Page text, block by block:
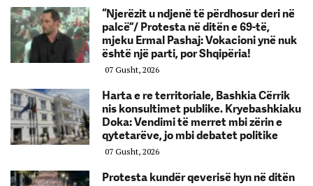
“Njerëzit u ndjenë të përdhosur deri në
palcë”/ Protesta në ditën e 69-të,
mjeku Ermal Pashaj: Vokacioni ynë nuk
është një parti, por Shqipëria!
07 Gusht, 2026
Harta e re territoriale, Bashkia Cërrik
nis konsultimet publike. Kryebashkiaku
Doka: Vendimi të merret mbi zërin e
qytetarëve, jo mbi debatet politike
07 Gusht, 2026
Protesta kundër qeverisë hyn në ditën